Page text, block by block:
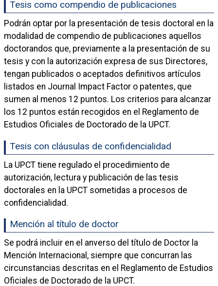
Tesis como compendio de publicaciones
Podrán optar por la presentación de tesis doctoral en la
modalidad de compendio de publicaciones aquellos
doctorandos que, previamente a la presentación de su
tesis y con la autorización expresa de sus Directores,
tengan publicados o aceptados definitivos artículos
listados en Journal Impact Factor o patentes, que
sumen al menos 12 puntos. Los criterios para alcanzar
los 12 puntos están recogidos en el Reglamento de
Estudios Oficiales de Doctorado de la UPCT.
Tesis con cláusulas de confidencialidad
La UPCT tiene regulado el procedimiento de
autorización, lectura y publicación de las tesis
doctorales en la UPCT sometidas a procesos de
confidencialidad.
Mención al título de doctor
Se podrá incluir en el anverso del título de Doctor la
Mención Internacional, siempre que concurran las
circunstancias descritas en el Reglamento de Estudios
Oficiales de Doctorado de la UPCT.